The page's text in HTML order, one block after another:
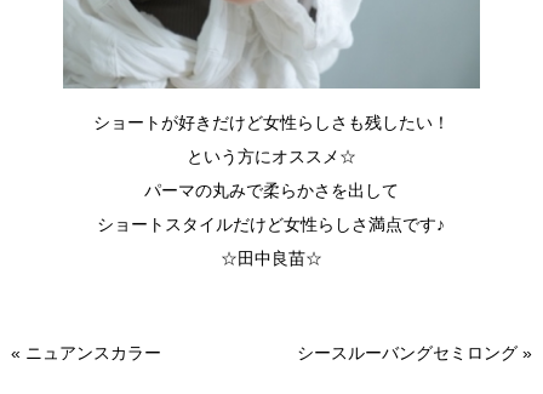
ショートが好きだけど女性らしさも残したい！
という方にオススメ☆
パーマの丸みで柔らかさを出して
ショートスタイルだけど女性らしさ満点です♪
☆田中良苗☆
« ニュアンスカラー シースルーバングセミロング »